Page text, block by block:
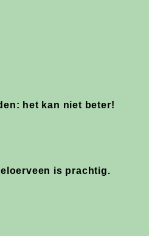
het kan niet beter!
is prachtig.